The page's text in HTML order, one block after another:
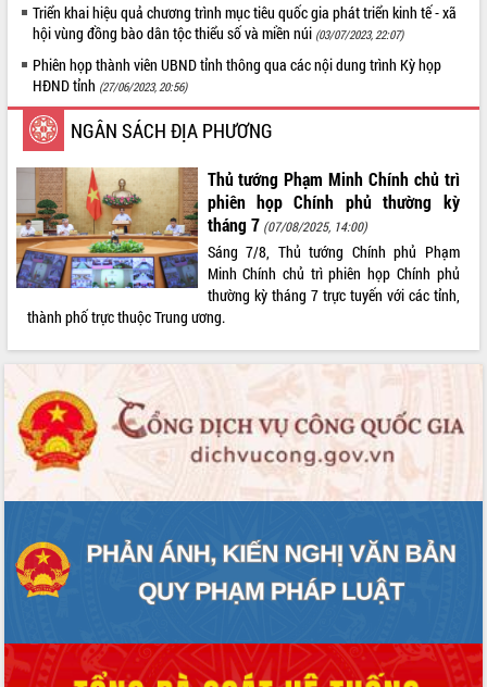
LIÊN KẾT WEB
THỐNG KÊ TRUY CẬP
Hôm nay: 40124
Tất cả: 66085447
Triển khai hiệu quả chương trình mục tiêu quốc gia phát triển kinh tế - xã
hội vùng đồng bào dân tộc thiểu số và miền núi (03/07/2023, 22:07)
Phiên họp thành viên UBND tỉnh thông qua các nội dung trình Kỳ họp
HĐND tỉnh (27/06/2023, 20:56)
NGÂN SÁCH ĐỊA PHƯƠNG
Thủ tướng Phạm Minh Chính chủ trì
phiên họp Chính phủ thường kỳ
tháng 7 (07/08/2025, 14:00)
Sáng 7/8, Thủ tướng Chính phủ Phạm
Minh Chính chủ trì phiên họp Chính phủ
thường kỳ tháng 7 trực tuyến với các tỉnh,
thành phố trực thuộc Trung ương.